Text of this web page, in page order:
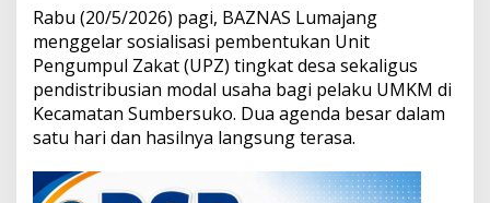
t
u
k
U
P
Z
D
e
Rabu (20/5/2026) pagi, BAZNAS Lumajang
menggelar sosialisasi pembentukan Unit
Pengumpul Zakat (UPZ) tingkat desa sekaligus
pendistribusian modal usaha bagi pelaku UMKM di
Kecamatan Sumbersuko. Dua agenda besar dalam
satu hari dan hasilnya langsung terasa.